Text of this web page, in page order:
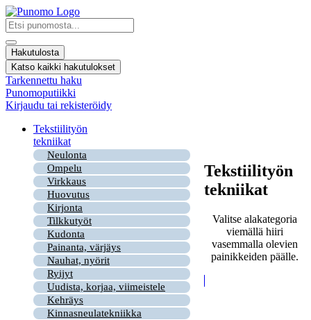
Mene
sisältöön
Search
...
Hakutulosta
Katso kaikki hakutulokset
Tarkennettu haku
Punomoputiikki
Kirjaudu tai rekisteröidy
Tekstiilityön
tekniikat
Neulonta
Ompelu
Virkkaus
Huovutus
Kirjonta
Tilkkutyöt
Kudonta
Painanta, värjäys
Nauhat, nyörit
Ryijyt
Uudista, korjaa, viimeistele
Kehräys
Kinnasneulatekniikka
Tekstiilityön
tekniikat
Valitse alakategoria
viemällä hiiri
vasemmalla olevien
painikkeiden päälle.